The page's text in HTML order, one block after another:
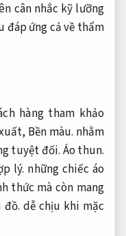
cân nhắc kỹ lưỡng
đáp ứng cả về thẩm
hàng tham khảo
Bền màu. nhằm
tuyệt đối. Áo thun.
lý. những chiếc áo
thức mà còn mang
đồ. dễ chịu khi mặc